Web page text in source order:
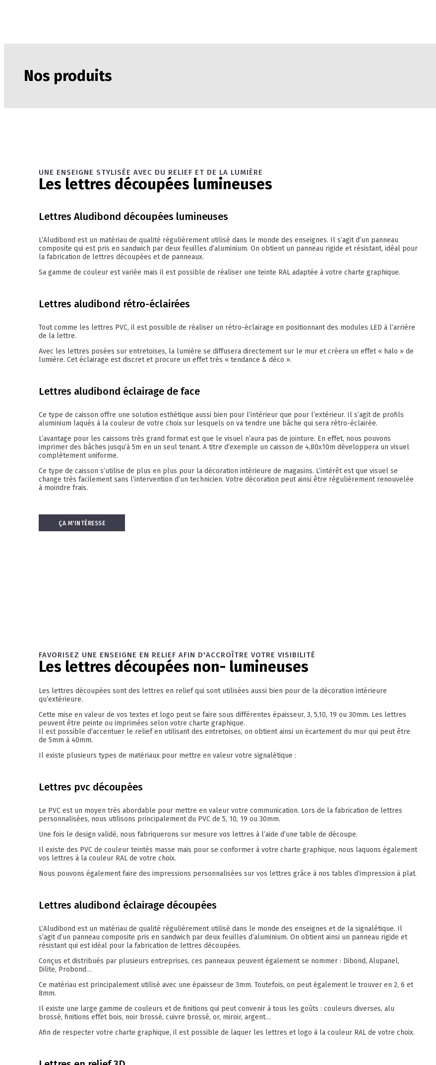
Nos produits
UNE ENSEIGNE STYLISÉE AVEC DU RELIEF ET DE LA LUMIÈRE
Les lettres découpées lumineuses
Lettres Aludibond découpées lumineuses
L’Aludibond est un matériau de qualité régulièrement utilisé dans le monde des enseignes. Il s’agit d’un panneau
composite qui est pris en sandwich par deux feuilles d’aluminium. On obtient un panneau rigide et résistant, idéal pour
la fabrication de lettres découpées et de panneaux.
Sa gamme de couleur est variée mais il est possible de réaliser une teinte RAL adaptée à votre charte graphique.
Lettres aludibond rétro-éclairées
Tout comme les lettres PVC, il est possible de réaliser un rétro-éclairage en positionnant des modules LED à l’arrière
de la lettre.
Avec les lettres posées sur entretoises, la lumière se diffusera directement sur le mur et créera un effet « halo » de
lumière. Cet éclairage est discret et procure un effet très « tendance & déco ».
Lettres aludibond éclairage de face
Ce type de caisson offre une solution esthétique aussi bien pour l’intérieur que pour l’extérieur. Il s’agit de profils
aluminium laqués à la couleur de votre choix sur lesquels on va tendre une bâche qui sera rétro-éclairée.
L’avantage pour les caissons très grand format est que le visuel n’aura pas de jointure. En effet, nous pouvons
imprimer des bâches jusqu’à 5m en un seul tenant. A titre d’exemple un caisson de 4,80x10m développera un visuel
complètement uniforme.
Ce type de caisson s’utilise de plus en plus pour la décoration intérieure de magasins. L’intérêt est que visuel se
change très facilement sans l’intervention d’un technicien. Votre décoration peut ainsi être régulièrement renouvelée
à moindre frais.
ÇA M'INTÉRESSE
FAVORISEZ UNE ENSEIGNE EN RELIEF AFIN D'ACCROÎTRE VOTRE VISIBILITÉ
Les lettres découpées non- lumineuses
Les lettres découpées sont des lettres en relief qui sont utilisées aussi bien pour de la décoration intérieure
qu’extérieure.
Cette mise en valeur de vos textes et logo peut se faire sous différentes épaisseur, 3, 5,10, 19 ou 30mm. Les lettres
peuvent être peinte ou imprimées selon votre charte graphique.
Il est possible d’accentuer le relief en utilisant des entretoises, on obtient ainsi un écartement du mur qui peut être
de 5mm à 40mm.
Il existe plusieurs types de matériaux pour mettre en valeur votre signalétique :
Lettres pvc découpées
Le PVC est un moyen très abordable pour mettre en valeur votre communication. Lors de la fabrication de lettres
personnalisées, nous utilisons principalement du PVC de 5, 10, 19 ou 30mm.
Une fois le design validé, nous fabriquerons sur mesure vos lettres à l’aide d’une table de découpe.
Il existe des PVC de couleur teintés masse mais pour se conformer à votre charte graphique, nous laquons également
vos lettres à la couleur RAL de votre choix.
Nous pouvons également faire des impressions personnalisées sur vos lettres grâce à nos tables d’impression à plat.
Lettres aludibond éclairage découpées
L’Aludibond est un matériau de qualité régulièrement utilisé dans le monde des enseignes et de la signalétique. Il
s’agit d’un panneau composite pris en sandwich par deux feuilles d’aluminium. On obtient ainsi un panneau rigide et
résistant qui est idéal pour la fabrication de lettres découpées.
Conçus et distribués par plusieurs entreprises, ces panneaux peuvent également se nommer : Dibond, Alupanel,
Dilite, Probond…
Ce matériau est principalement utilisé avec une épaisseur de 3mm. Toutefois, on peut également le trouver en 2, 6 et
8mm.
Il existe une large gamme de couleurs et de finitions qui peut convenir à tous les goûts : couleurs diverses, alu
brossé, finitions effet bois, noir brossé, cuivre brossé, or, miroir, argent…
Afin de respecter votre charte graphique, il est possible de laquer les lettres et logo à la couleur RAL de votre choix.